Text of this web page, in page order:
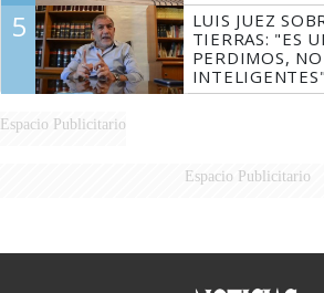
5
LUIS JUEZ
TIERRAS: "ES
PERDIMOS,
INTELIGENTES"
Espacio Publicitario
Espacio Publicitario